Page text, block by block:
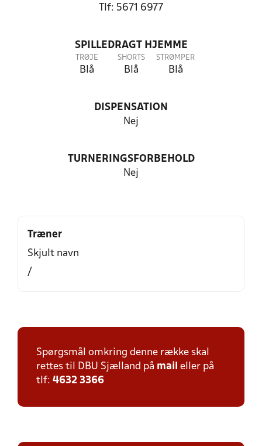
Tlf: 5671 6977
SPILLEDRAGT HJEMME
TRØJE
Blå
SHORTS
Blå
STRØMPER
Blå
DISPENSATION
Nej
TURNERINGSFORBEHOLD
Nej
Træner
Skjult navn
/
Spørgsmål omkring denne række skal
rettes til DBU Sjælland på mail eller på
tlf: 4632 3366